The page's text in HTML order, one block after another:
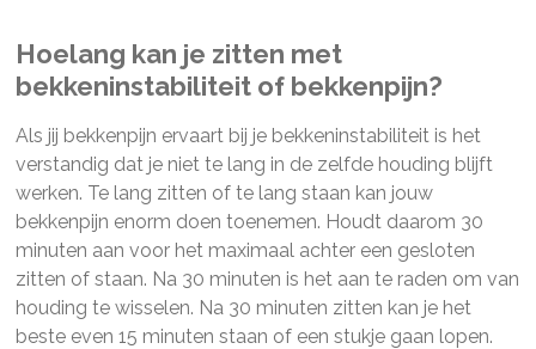
Hoelang kan je zitten met
bekkeninstabiliteit of bekkenpijn?
Als jij bekkenpijn ervaart bij je bekkeninstabiliteit is het
verstandig dat je niet te lang in de zelfde houding blijft
werken. Te lang zitten of te lang staan kan jouw
bekkenpijn enorm doen toenemen. Houdt daarom 30
minuten aan voor het maximaal achter een gesloten
zitten of staan. Na 30 minuten is het aan te raden om van
houding te wisselen. Na 30 minuten zitten kan je het
beste even 15 minuten staan of een stukje gaan lopen.